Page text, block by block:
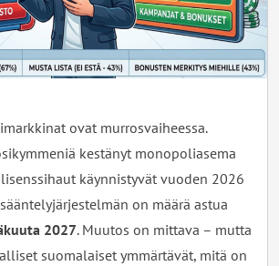
ovat murrosvaiheessa.
kestänyt monopoliasema
käynnistyvät vuoden 2026
on määrä astua
2027. Muutos on mittava – mutta
suomalaiset ymmärtävät, mitä on